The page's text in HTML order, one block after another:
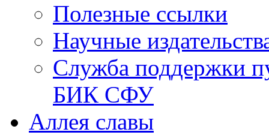
Полезные ссылки
Научные
Служба поддержки
БИК СФУ
Аллея славы